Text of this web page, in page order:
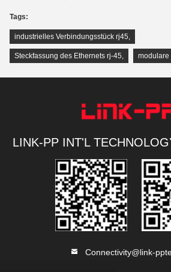
Tags:
industrielles Verbindungsstück rj45,
Steckfassung des Ethernets rj-45, modulare
LINK-PP INT'L
Connectivity@link-